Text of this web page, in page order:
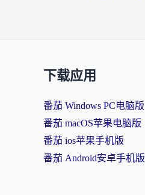
下载应用
番茄 Windows PC电脑版
番茄 macOS苹果电脑版
番茄 ios苹果手机版
番茄 Android安卓手机版